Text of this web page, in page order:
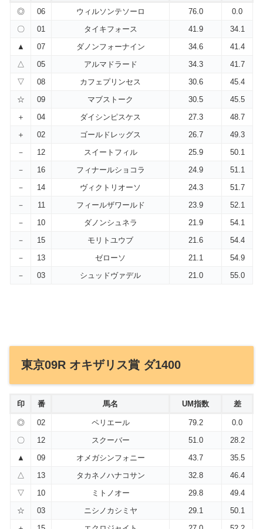
◎ 06 ウィルソンテソーロ 76.0
0.0
〇
01 タイキフォース 41.9
34.1
▲
07 ダノンフォーナイン 34.6
41.4
△
05 アルマドラード 34.3
41.7
▽
08 カフェプリンセス 30.6
45.4
☆
09 マブストーク 30.5
45.5
＋
04 ダイシンピスケス 27.3
48.7
＋
02 ゴールドレッグス 26.7
49.3
－
12 スイートフィル 25.9
50.1
－
16 フィナールショコラ 24.9
51.1
－
14 ヴィクトリオーソ 24.3
51.7
－
11 フィールザワールド 23.9
52.1
－
10 ダノンシュネラ 21.9
54.1
－
15 モリトユウブ 21.6
54.4
－
13 ゼローソ 21.1
54.9
－
03 シュッドヴァデル 21.0 55.0
東京09R オキザリス賞 ダ1400
印 番 馬名 UM指数 差
◎ 02 ペリエール 79.2
0.0
〇
12 スクーバー 51.0
28.2
▲
09 オメガシンフォニー 43.7
35.5
△
13 タカネノハナコサン 32.8
46.4
▽
10 ミトノオー 29.8
49.4
☆
03 ニシノカシミヤ 29.1
50.1